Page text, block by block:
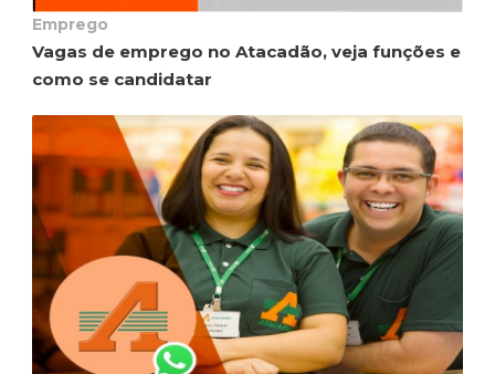
Emprego
Vagas de emprego no Atacadão, veja funções e
como se candidatar